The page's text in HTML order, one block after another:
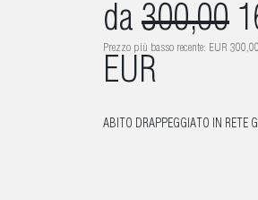
da 300,00
Prezzo più basso recente: EUR 300,00
EUR
ABITO DRAPPEGGIATO IN RETE